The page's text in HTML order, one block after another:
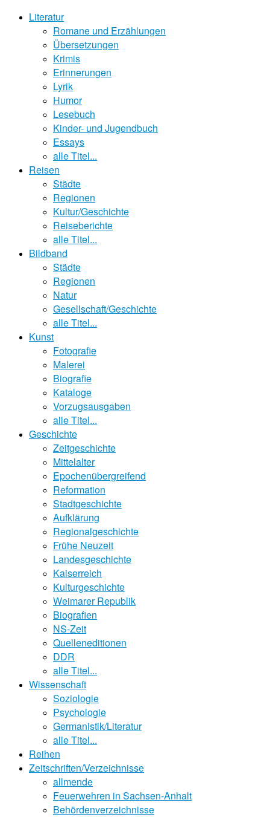
Literatur
Romane und Erzählungen
Übersetzungen
Krimis
Erinnerungen
Lyrik
Humor
Lesebuch
Kinder- und Jugendbuch
Essays
alle Titel...
Reisen
Städte
Regionen
Kultur/Geschichte
Reiseberichte
alle Titel...
Bildband
Städte
Regionen
Natur
Gesellschaft/Geschichte
alle Titel...
Kunst
Fotografie
Malerei
Biografie
Kataloge
Vorzugsausgaben
alle Titel...
Geschichte
Zeitgeschichte
Mittelalter
Epochenübergreifend
Reformation
Stadtgeschichte
Aufklärung
Regionalgeschichte
Frühe Neuzeit
Landesgeschichte
Kaiserreich
Kulturgeschichte
Weimarer Republik
Biografien
NS-Zeit
Quelleneditionen
DDR
alle Titel...
Wissenschaft
Soziologie
Psychologie
Germanistik/Literatur
alle Titel...
Reihen
Zeitschriften/Verzeichnisse
allmende
Feuerwehren in Sachsen-Anhalt
Behördenverzeichnisse